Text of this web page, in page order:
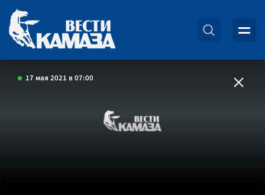
17 мая 2021 в 07:00